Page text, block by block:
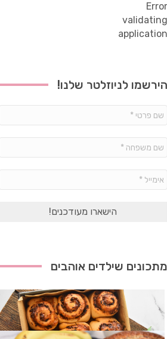
Error
validating
application
הירשמו לניוזלטר שלנו!
מתכונים שילדים אוהבים